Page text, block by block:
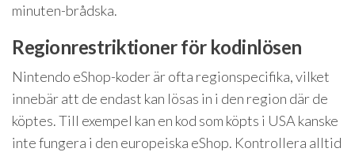
minuten-brådska.
Regionrestriktioner för kodinlösen
Nintendo eShop-koder är ofta regionspecifika, vilket
innebär att de endast kan lösas in i den region där de
köptes. Till exempel kan en kod som köpts i USA kanske
inte fungera i den europeiska eShop. Kontrollera alltid